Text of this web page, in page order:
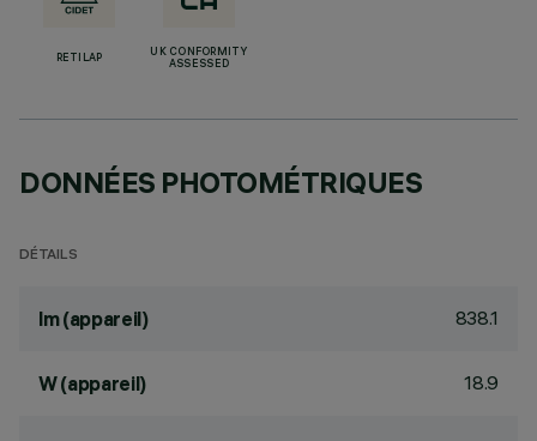
RETILAP
UK CONFORMITY
ASSESSED
DONNÉES PHOTOMÉTRIQUES
DÉTAILS
lm (appareil) 838.1
W (appareil) 18.9